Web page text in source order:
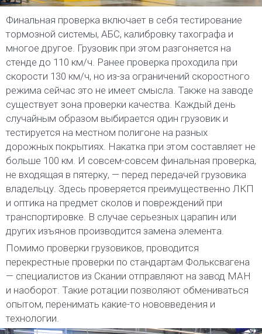
Финальная проверка включает в себя тестирование
тормозной системы, АБС, калибровку тахографа и
многое другое. Грузовик при этом разгоняется на
стенде до 110 км/ч. Ранее проверка проходила при
скорости 130 км/ч, но из-за ограничений скоростного
режима сейчас это не имеет смысла. Также на заводе
существует зона проверки качества. Каждый день
случайным образом выбирается один грузовик и
тестируется на местном полигоне на разных
дорожных покрытиях. Накатка при этом составляет не
больше 100 км. И совсем-совсем финальная проверка,
не входящая в пятерку, — перед передачей грузовика
владельцу. Здесь проверяется преимущественно ЛКП
и оптика на предмет сколов и повреждений при
транспортировке. В случае серьезных царапин или
других изъянов производится замена элемента.
Помимо проверки грузовиков, проводится
перекрестные проверки по стандартам Фольксвагена
— специалистов из Скании отправляют на завод МАН
и наоборот. Такие ротации позволяют обмениваться
опытом, перенимать какие-то нововведения и
технологии.